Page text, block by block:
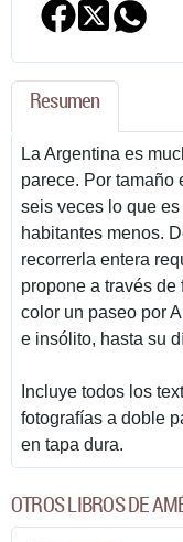
Resumen
La Argentina es
parece. Por tamaño
seis veces lo que
habitantes menos.
recorrerla entera
propone a través
color un paseo por
e insólito, hasta su
Incluye todos los
fotografías a doble
en tapa dura.
OTROS LIBROS DE